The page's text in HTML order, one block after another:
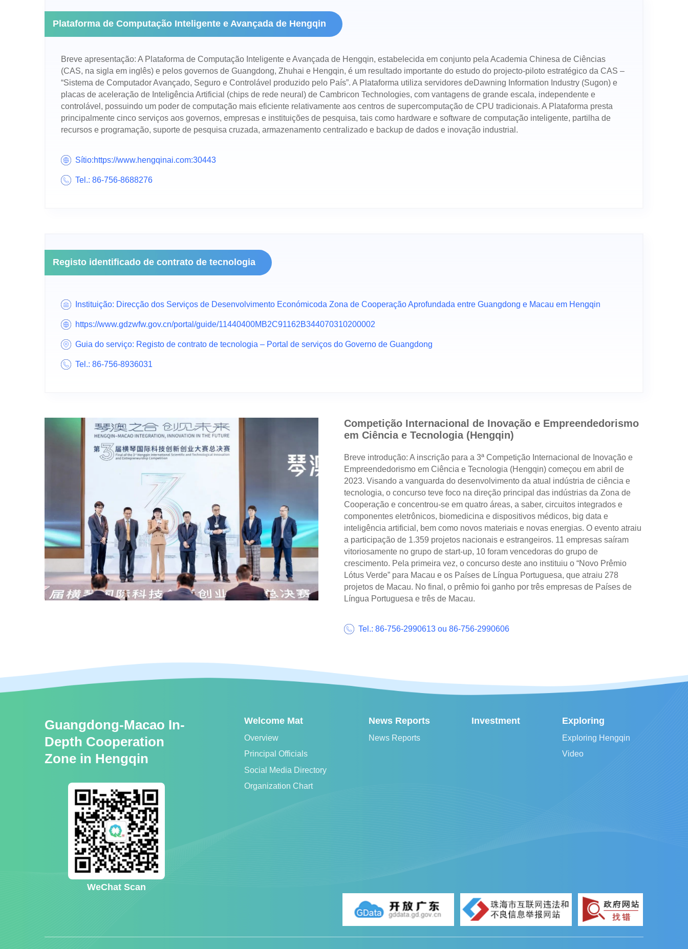
Plataforma de Computação Inteligente e Avançada de Hengqin
Breve apresentação: A Plataforma de Computação Inteligente e Avançada de Hengqin, estabelecida em conjunto pela Academia Chinesa de Ciências
(CAS, na sigla em inglês) e pelos governos de Guangdong, Zhuhai e Hengqin, é um resultado importante do estudo do projecto-piloto estratégico da CAS –
“Sistema de Computador Avançado, Seguro e Controlável produzido pelo País”. A Plataforma utiliza servidores deDawning Information Industry (Sugon) e
placas de aceleração de Inteligência Artificial (chips de rede neural) de Cambricon Technologies, com vantagens de grande escala, independente e
controlável, possuindo um poder de computação mais eficiente relativamente aos centros de supercomputação de CPU tradicionais. A Plataforma presta
principalmente cinco serviços aos governos, empresas e instituições de pesquisa, tais como hardware e software de computação inteligente, partilha de
recursos e programação, suporte de pesquisa cruzada, armazenamento centralizado e backup de dados e inovação industrial.
Sítio:https://www.hengqinai.com:30443
Tel.: 86-756-8688276
Registo identificado de contrato de tecnologia
Instituição: Direcção dos Serviços de Desenvolvimento Económicoda Zona de Cooperação Aprofundada entre Guangdong e Macau em Hengqin
https://www.gdzwfw.gov.cn/portal/guide/11440400MB2C91162B344070310200002
Guia do serviço: Registo de contrato de tecnologia – Portal de serviços do Governo de Guangdong
Tel.: 86-756-8936031
Competição Internacional de Inovação e Empreendedorismo
em Ciência e Tecnologia (Hengqin)
Breve introdução: A inscrição para a 3ª Competição Internacional de Inovação e
Empreendedorismo em Ciência e Tecnologia (Hengqin) começou em abril de
2023. Visando a vanguarda do desenvolvimento da atual indústria de ciência e
tecnologia, o concurso teve foco na direção principal das indústrias da Zona de
Cooperação e concentrou-se em quatro áreas, a saber, circuitos integrados e
componentes eletrônicos, biomedicina e dispositivos médicos, big data e
inteligência artificial, bem como novos materiais e novas energias. O evento atraiu
a participação de 1.359 projetos nacionais e estrangeiros. 11 empresas saíram
vitoriosamente no grupo de start-up, 10 foram vencedoras do grupo de
crescimento. Pela primeira vez, o concurso deste ano instituiu o “Novo Prêmio
Lótus Verde” para Macau e os Países de Língua Portuguesa, que atraiu 278
projetos de Macau. No final, o prêmio foi ganho por três empresas de Países de
Língua Portuguesa e três de Macau.
Tel.: 86-756-2990613 ou 86-756-2990606
Guangdong-Macao In-
Depth Cooperation
Zone in Hengqin
WeChat Scan
Welcome Mat
Overview
Principal Officials
Social Media Directory
Organization Chart
News Reports
News Reports
Investment Exploring
Exploring Hengqin
Video